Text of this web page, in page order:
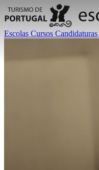
Escolas Cursos Candidaturas